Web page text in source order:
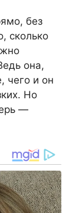
без
сколько
она,
чего и он
Но
—